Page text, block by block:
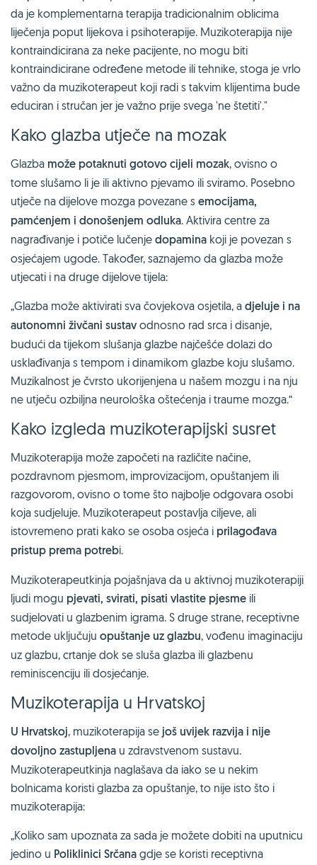
da je komplementarna terapija tradicionalnim oblicima
liječenja poput lijekova i psihoterapije. Muzikoterapija nije
kontraindicirana za neke pacijente, no mogu biti
kontraindicirane određene metode ili tehnike, stoga je vrlo
važno da muzikoterapeut koji radi s takvim klijentima bude
educiran i stručan jer je važno prije svega 'ne štetiti'."
Kako glazba utječe na mozak
Glazba može potaknuti gotovo cijeli mozak, ovisno o
tome slušamo li je ili aktivno pjevamo ili sviramo. Posebno
utječe na dijelove mozga povezane s emocijama,
pamćenjem i donošenjem odluka. Aktivira centre za
nagrađivanje i potiče lučenje dopamina koji je povezan s
osjećajem ugode. Također, saznajemo da glazba može
utjecati i na druge dijelove tijela:
„Glazba može aktivirati sva čovjekova osjetila, a djeluje i na
autonomni živčani sustav odnosno rad srca i disanje,
budući da tijekom slušanja glazbe najčešće dolazi do
usklađivanja s tempom i dinamikom glazbe koju slušamo.
Muzikalnost je čvrsto ukorijenjena u našem mozgu i na nju
ne utječu ozbiljna neurološka oštećenja i traume mozga.“
Kako izgleda muzikoterapijski susret
Muzikoterapija može započeti na različite načine,
pozdravnom pjesmom, improvizacijom, opuštanjem ili
razgovorom, ovisno o tome što najbolje odgovara osobi
koja sudjeluje. Muzikoterapeut postavlja ciljeve, ali
istovremeno prati kako se osoba osjeća i prilagođava
pristup prema potrebi.
Muzikoterapeutkinja pojašnjava da u aktivnoj muzikoterapiji
ljudi mogu pjevati, svirati, pisati vlastite pjesme ili
sudjelovati u glazbenim igrama. S druge strane, receptivne
metode uključuju opuštanje uz glazbu, vođenu imaginaciju
uz glazbu, crtanje dok se sluša glazba ili glazbenu
reminiscenciju ili dosjećanje.
Muzikoterapija u Hrvatskoj
U Hrvatskoj, muzikoterapija se još uvijek razvija i nije
dovoljno zastupljena u zdravstvenom sustavu.
Muzikoterapeutkinja naglašava da iako se u nekim
bolnicama koristi glazba za opuštanje, to nije isto što i
muzikoterapija:
„Koliko sam upoznata za sada je možete dobiti na uputnicu
jedino u Poliklinici Srčana gdje se koristi receptivna